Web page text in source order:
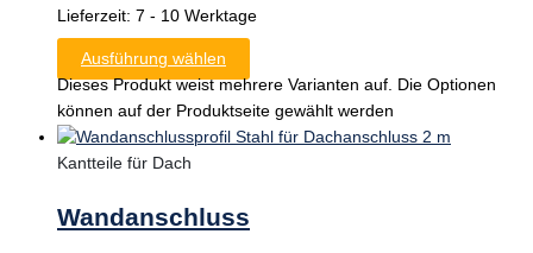
Lieferzeit: 7 - 10 Werktage
Ausführung wählen
Dieses Produkt weist mehrere Varianten auf. Die Optionen
können auf der Produktseite gewählt werden
Kantteile für Dach
Wandanschluss